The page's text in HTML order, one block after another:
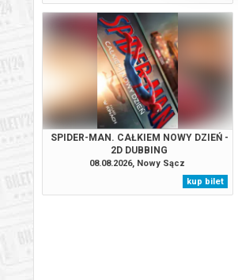
SPIDER-MAN. CAŁKIEM NOWY DZIEŃ -
2D DUBBING
08.08.2026, Nowy Sącz
kup bilet